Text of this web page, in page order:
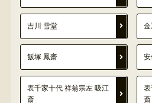
吉川 雪堂 金
飯塚 鳳齋 安
表千家十代 祥翁宗左 吸江
斎
表
斎